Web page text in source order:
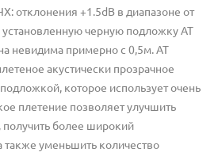
отклонения +1.5dB в диапазоне от
установленную черную подложку AT
невидима примерно с 0,5м. AT
акустически прозрачное
которое использует очень
плетение позволяет улучшить
получить более широкий
также уменьшить количество